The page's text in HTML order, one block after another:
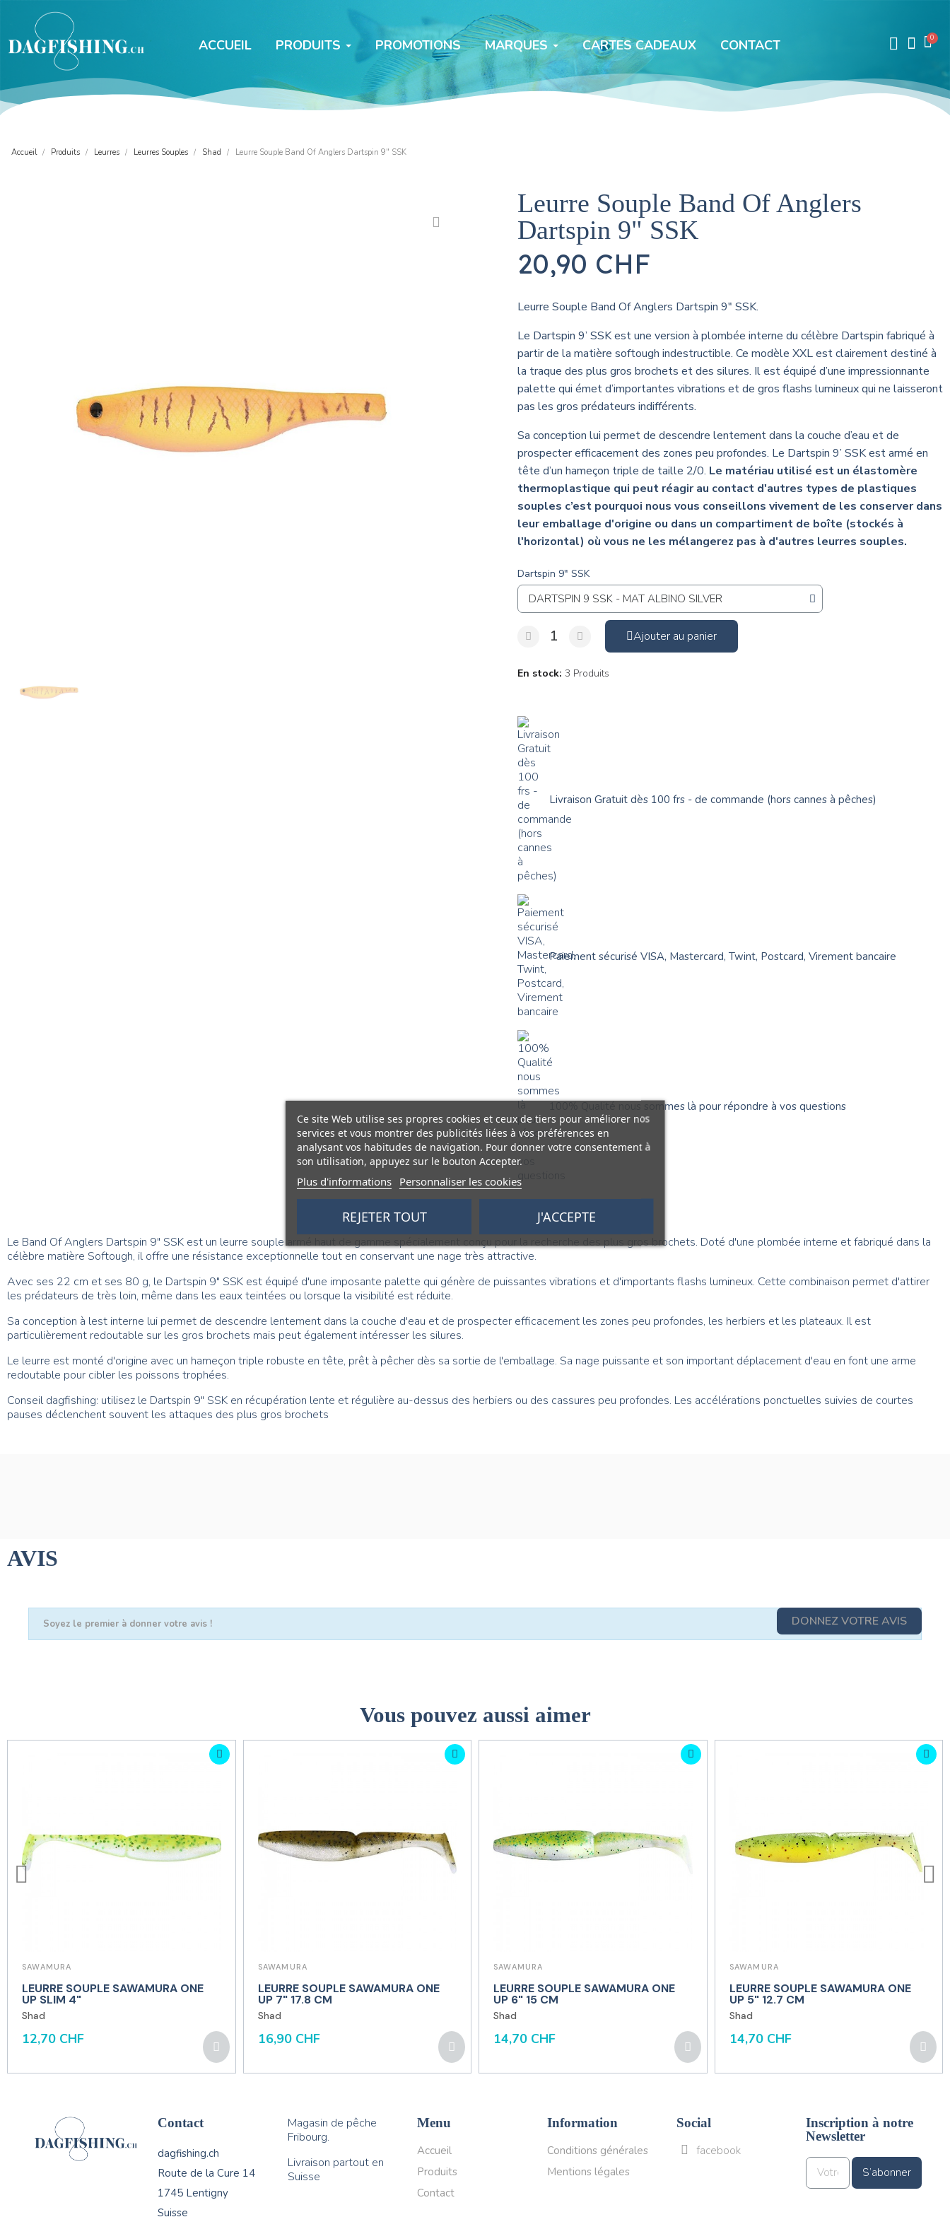
ACCUEIL PRODUITS PROMOTIONS MARQUES CARTES CADEAUX CONTACT
Accueil Produits Leurres Leurres Souples Shad Leurre Souple Band Of Anglers Dartspin 9" SSK
Leurre Souple Band Of Anglers
Dartspin 9" SSK
20,90 CHF
Leurre Souple Band Of Anglers Dartspin 9" SSK.
Le Dartspin 9’ SSK est une version à plombée interne du célèbre Dartspin fabriqué à
partir de la matière softough indestructible. Ce modèle XXL est clairement destiné à
la traque des plus gros brochets et des silures. Il est équipé d’une impressionnante
palette qui émet d’importantes vibrations et de gros flashs lumineux qui ne laisseront
pas les gros prédateurs indifférents.
Sa conception lui permet de descendre lentement dans la couche d’eau et de
prospecter efficacement des zones peu profondes. Le Dartspin 9’ SSK est armé en
tête d’un hameçon triple de taille 2/0. Le matériau utilisé est un élastomère
thermoplastique qui peut réagir au contact d'autres types de plastiques
souples c’est pourquoi nous vous conseillons vivement de les conserver dans
leur emballage d'origine ou dans un compartiment de boîte (stockés à
l'horizontal) où vous ne les mélangerez pas à d'autres leurres souples.
Dartspin 9" SSK
Ajouter au panier
En stock 3 Produits
Livraison Gratuit dès 100 frs - de commande (hors cannes à pêches)
Paiement sécurisé VISA, Mastercard, Twint, Postcard, Virement bancaire
100% Qualité nous sommes là pour répondre à vos questions
Le Band Of Anglers Dartspin 9" SSK est un leurre souple armé haut de gamme spécialement conçu pour la recherche des plus gros brochets. Doté d'une plombée interne et fabriqué dans la
célèbre matière Softough, il offre une résistance exceptionnelle tout en conservant une nage très attractive.
Avec ses 22 cm et ses 80 g, le Dartspin 9" SSK est équipé d'une imposante palette qui génère de puissantes vibrations et d'importants flashs lumineux. Cette combinaison permet d'attirer
les prédateurs de très loin, même dans les eaux teintées ou lorsque la visibilité est réduite.
Sa conception à lest interne lui permet de descendre lentement dans la couche d'eau et de prospecter efficacement les zones peu profondes, les herbiers et les plateaux. Il est
particulièrement redoutable sur les gros brochets mais peut également intéresser les silures.
Le leurre est monté d'origine avec un hameçon triple robuste en tête, prêt à pêcher dès sa sortie de l'emballage. Sa nage puissante et son important déplacement d'eau en font une arme
redoutable pour cibler les poissons trophées.
Conseil dagfishing: utilisez le Dartspin 9" SSK en récupération lente et régulière au-dessus des herbiers ou des cassures peu profondes. Les accélérations ponctuelles suivies de courtes
pauses déclenchent souvent les attaques des plus gros brochets
AVIS
DONNEZ VOTRE AVIS
Soyez le premier à donner votre avis !
Vous pouvez aussi aimer
SAWAMURA
LEURRE SOUPLE SAWAMURA ONE
UP SLIM 4"
Shad
12,70 CHF
SAWAMURA
LEURRE SOUPLE SAWAMURA ONE
UP 7" 17.8 CM
Shad
16,90 CHF
SAWAMURA
LEURRE SOUPLE SAWAMURA ONE
UP 6" 15 CM
Shad
14,70 CHF
SAWAMURA
LEURRE SOUPLE SAWAMURA ONE
UP 5" 12.7 CM
Shad
14,70 CHF
Contact
dagfishing.ch
Route de la Cure 14
1745 Lentigny
Suisse
Magasin de pêche
Fribourg.
Livraison partout en
Suisse
Menu
Accueil
Produits
Contact
Information
Conditions générales
Mentions légales
Social
facebook
Inscription à notre
Newsletter
S’abonner
Ce site Web utilise ses propres cookies et ceux de tiers pour améliorer nos
services et vous montrer des publicités liées à vos préférences en
analysant vos habitudes de navigation. Pour donner votre consentement à
son utilisation, appuyez sur le bouton Accepter.
Plus d'informations Personnaliser les cookies
REJETER TOUT J'ACCEPTE